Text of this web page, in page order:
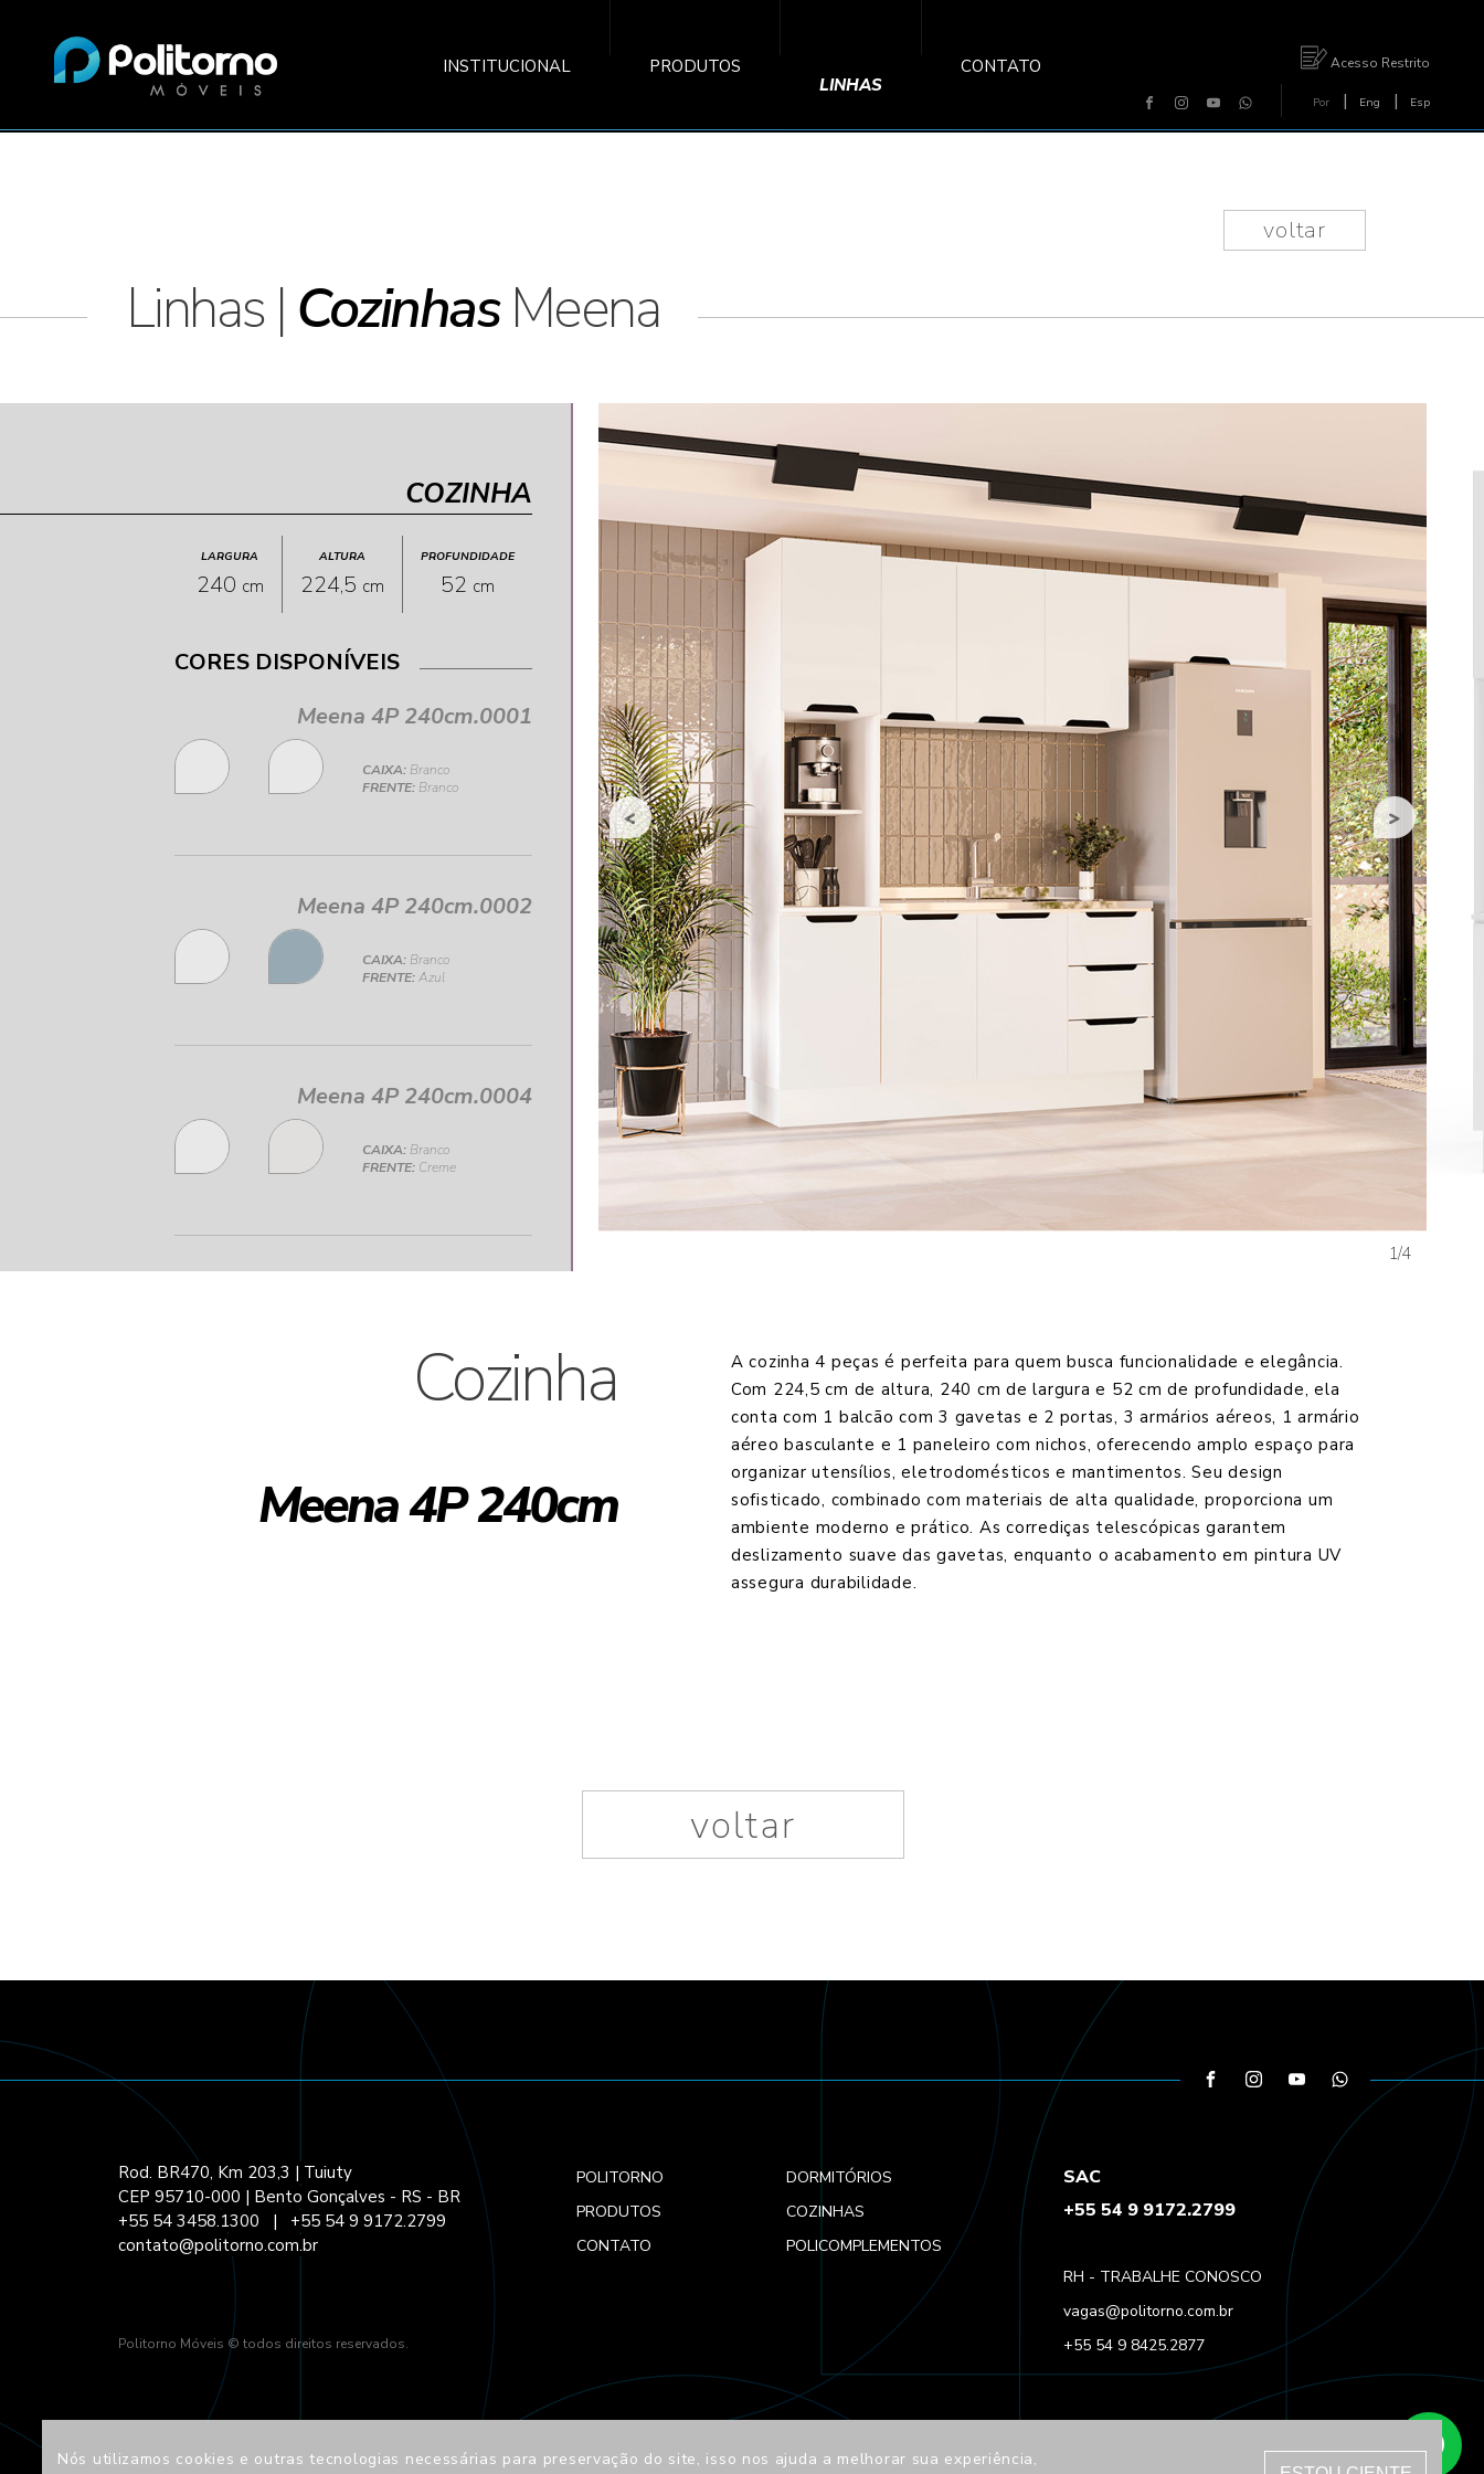
INSTITUCIONAL
PRODUTOS
LINHAS
CONTATO Acesso Restrito
Por | Eng | Esp
voltar
Linhas | CozinhasMeena
COZINHA
LARGURA
240 cm
ALTURA
224,5 cm
PROFUNDIDADE
52 cm
CORES DISPONÍVEIS
Meena 4P 240cm.0001
CAIXA: Branco
FRENTE: Branco
Meena 4P 240cm.0002
CAIXA: Branco
FRENTE:Azul
Meena 4P 240cm.0004
CAIXA: Branco
FRENTE: Creme
1/4
Cozinha
Meena 4P 240cm
A cozinha 4 peças é perfeita para quem busca funcionalidade e elegância.
Com 224,5 cm de altura, 240 cm de largura e 52 cm de profundidade, ela
conta com 1 balcão com 3 gavetas e 2 portas, 3 armários aéreos, 1 armário
aéreo basculante e 1 paneleiro com nichos, oferecendo amplo espaço para
organizar utensílios, eletrodomésticos e mantimentos. Seu design
sofisticado, combinado com materiais de alta qualidade, proporciona um
ambiente moderno e prático. As corrediças telescópicas garantem
deslizamento suave das gavetas, enquanto o acabamento em pintura UV
assegura durabilidade.
voltar
Rod. BR470, Km 203,3 | Tuiuty
CEP 95710-000 | Bento Gonçalves - RS - BR
+55 54 3458.1300 | +55 54 9 9172.2799
contato@politorno.com.br
Politorno Móveis © todos direitos reservados.
POLITORNO
PRODUTOS
CONTATO
DORMITÓRIOS
COZINHAS
POLICOMPLEMENTOS
SAC
+55 54 9 9172.2799
RH - TRABALHE CONOSCO
vagas@politorno.com.br
+55 54 9 8425.2877
Nós utilizamos cookies e outras tecnologias necessárias para preservação do site, isso nos ajuda a melhorar sua experiência,